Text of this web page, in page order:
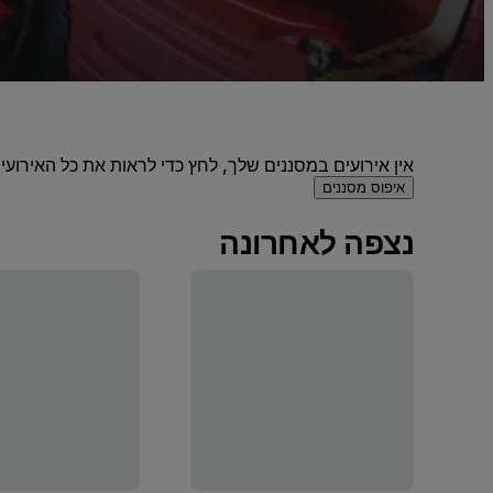
אין אירועים במסננים שלך, לחץ כדי לראות את כל
איפוס מסננים
נצפה לאחרונה